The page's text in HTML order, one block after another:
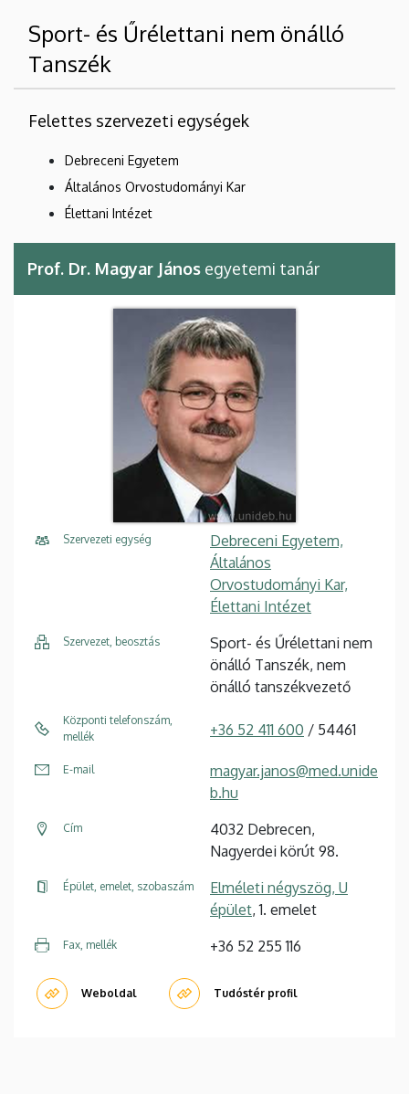
Sport- és Űrélettani nem önálló
Tanszék
Felettes szervezeti egységek
Debreceni Egyetem
Általános Orvostudományi Kar
Élettani Intézet
Prof. Dr. Magyar János egyetemi tanár
Szervezeti egység
Debreceni Egyetem,
Általános
Orvostudományi Kar,
Élettani Intézet
Szervezet, beosztás
Sport- és Űrélettani nem
önálló Tanszék, nem
önálló tanszékvezető
Központi telefonszám,
mellék
+36 52 411 600 / 54461
E-mail
magyar.janos@med.unide
b.hu
Cím
4032 Debrecen,
Nagyerdei körút 98.
Épület, emelet, szobaszám
Elméleti négyszög, U
épület, 1. emelet
Fax, mellék +36 52 255 116
Weboldal Tudóstér profil